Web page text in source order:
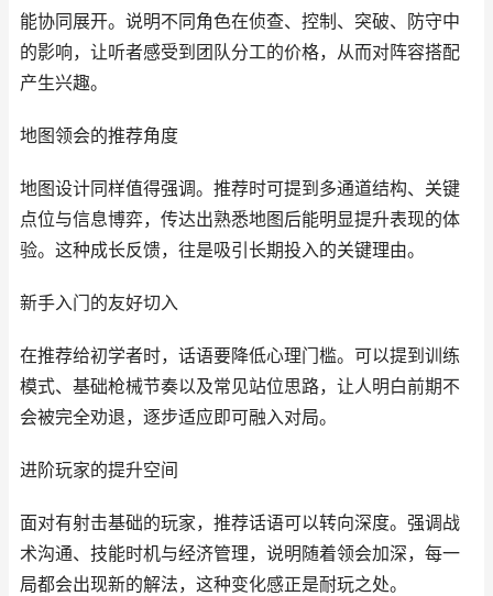
能协同展开。说明不同角色在侦查、控制、突破、防守中
的影响，让听者感受到团队分工的价格，从而对阵容搭配
产生兴趣。
地图领会的推荐角度
地图设计同样值得强调。推荐时可提到多通道结构、关键
点位与信息博弈，传达出熟悉地图后能明显提升表现的体
验。这种成长反馈，往是吸引长期投入的关键理由。
新手入门的友好切入
在推荐给初学者时，话语要降低心理门槛。可以提到训练
模式、基础枪械节奏以及常见站位思路，让人明白前期不
会被完全劝退，逐步适应即可融入对局。
进阶玩家的提升空间
面对有射击基础的玩家，推荐话语可以转向深度。强调战
术沟通、技能时机与经济管理，说明随着领会加深，每一
局都会出现新的解法，这种变化感正是耐玩之处。